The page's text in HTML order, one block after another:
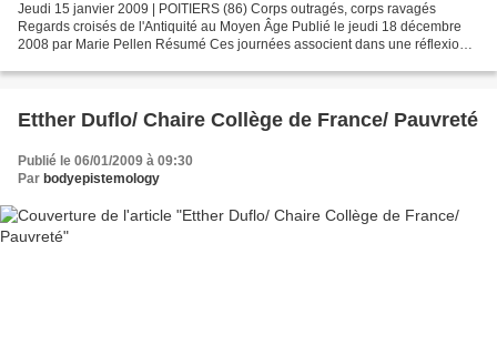
Jeudi 15 janvier 2009 | POITIERS (86) Corps outragés, corps ravagés
Regards croisés de l'Antiquité au Moyen Âge Publié le jeudi 18 décembre
2008 par Marie Pellen Résumé Ces journées associent dans une réflexion
Etther Duflo/ Chaire Collège de France/ Pauvreté
Publié le 06/01/2009 à 09:30
Par bodyepistemology